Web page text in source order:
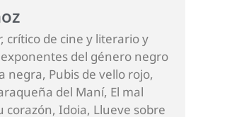
crítico de cine y literario y
del género negro
negra, Pubis de vello rojo,
del Maní, El mal
corazón, Idoia, Llueve sobre